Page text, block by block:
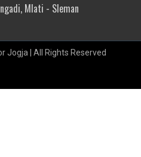
Mlati - Sleman
Jogja | All Rights Reserved